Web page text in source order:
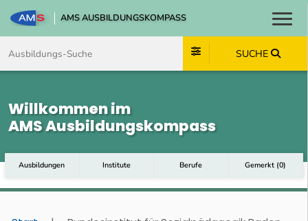
AMS AUSBILDUNGSKOMPASS
SUCHE
Willkommen im
AMS Ausbildungskompass
Ausbildungen Institute Berufe Gemerkt (0)